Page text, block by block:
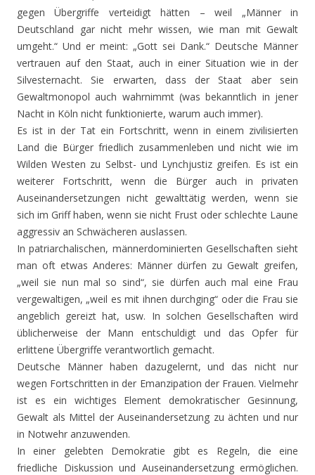
gegen Übergriffe verteidigt hätten – weil „Männer in
Deutschland gar nicht mehr wissen, wie man mit Gewalt
umgeht.“ Und er meint: „Gott sei Dank.“ Deutsche Männer
vertrauen auf den Staat, auch in einer Situation wie in der
Silvesternacht. Sie erwarten, dass der Staat aber sein
Gewaltmonopol auch wahrnimmt (was bekanntlich in jener
Nacht in Köln nicht funktionierte, warum auch immer).
Es ist in der Tat ein Fortschritt, wenn in einem zivilisierten
Land die Bürger friedlich zusammenleben und nicht wie im
Wilden Westen zu Selbst- und Lynchjustiz greifen. Es ist ein
weiterer Fortschritt, wenn die Bürger auch in privaten
Auseinandersetzungen nicht gewalttätig werden, wenn sie
sich im Griff haben, wenn sie nicht Frust oder schlechte Laune
aggressiv an Schwächeren auslassen.
In patriarchalischen, männerdominierten Gesellschaften sieht
man oft etwas Anderes: Männer dürfen zu Gewalt greifen,
„weil sie nun mal so sind“, sie dürfen auch mal eine Frau
vergewaltigen, „weil es mit ihnen durchging“ oder die Frau sie
angeblich gereizt hat, usw. In solchen Gesellschaften wird
üblicherweise der Mann entschuldigt und das Opfer für
erlittene Übergriffe verantwortlich gemacht.
Deutsche Männer haben dazugelernt, und das nicht nur
wegen Fortschritten in der Emanzipation der Frauen. Vielmehr
ist es ein wichtiges Element demokratischer Gesinnung,
Gewalt als Mittel der Auseinandersetzung zu ächten und nur
in Notwehr anzuwenden.
In einer gelebten Demokratie gibt es Regeln, die eine
friedliche Diskussion und Auseinandersetzung ermöglichen.